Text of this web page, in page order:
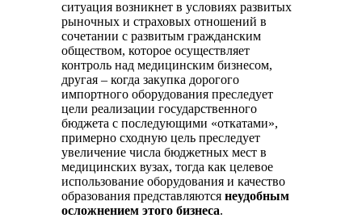
ситуация возникнет в условиях развитых
рыночных и страховых отношений в
сочетании с развитым гражданским
обществом, которое осуществляет
контроль над медицинским бизнесом,
другая – когда закупка дорогого
импортного оборудования преследует
цели реализации государственного
бюджета с последующими «откатами»,
примерно сходную цель преследует
увеличение числа бюджетных мест в
медицинских вузах, тогда как целевое
использование оборудования и качество
образования представляютсянеудобным
осложнением этого бизнеса.